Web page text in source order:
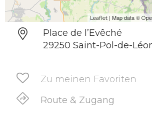
Leaflet | Map data ©
Place de l’Evêché
29250 Saint-Pol-de-
Zu meinen Favoriten
Route & Zugang